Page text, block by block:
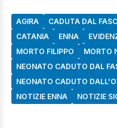
AGIRA CADUTA DAL
CATANIA
ENNA
MORTO FILIPPO
MORTO
NEONATO CADUTO DAL
NEONATO CADUTO
NOTIZIE ENNA
NOTIZIE